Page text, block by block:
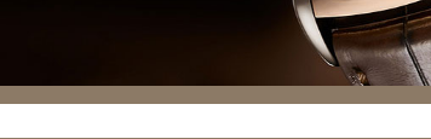
、澳门、台湾全部区域（非大陆需加拨“+86”）